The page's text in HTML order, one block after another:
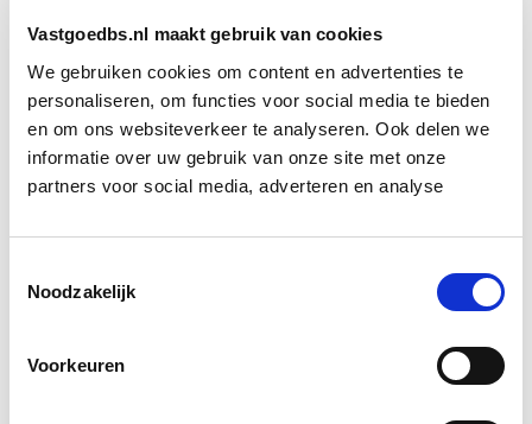
Vastgoedbs.nl maakt gebruik van cookies
We gebruiken cookies om content en advertenties te
personaliseren, om functies voor social media te bieden
en om ons websiteverkeer te analyseren. Ook delen we
informatie over uw gebruik van onze site met onze
partners voor social media, adverteren en analyse
Noodzakelijk
Voorkeuren
van huiseigendom als investering. Wel zorgt het
ervoor dat de opbrengst eerlijker verdeeld wordt, en
dat starters eindelijk weer een eerlijke kans krijgen op
de woningmarkt.
Bron: fd.nl
in deze opleidingen:
Vastgoedbeheer Start wo 9 sep